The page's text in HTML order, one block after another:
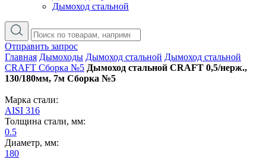
Дымоход стальной
Отправить запрос
Главная Дымоходы Дымоход стальной Дымоход стальной
CRAFT Сборка №5 Дымоход стальной CRAFT 0,5/нерж.,
130/180мм, 7м Сборка №5
Марка стали:
AISI 316
Толщина стали, мм:
0.5
Диаметр, мм:
180